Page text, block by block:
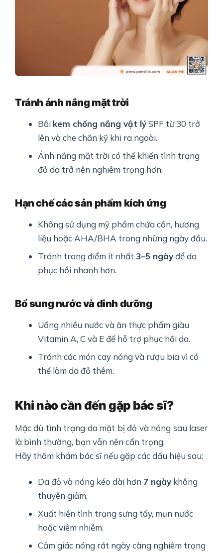
Tránh ánh nắng mặt trời
Bôi kem chống nắng vật lýSPF từ 30 trở
lên và che chắn kỹ khi ra ngoài.
Ánh nắng mặt trời có thể khiến tình trạng
đỏ da trở nên nghiêm trọng hơn.
Hạn chế các sản phẩm kích ứng
Không sử dụng mỹ phẩm chứa cồn, hương
liệu hoặc AHA/BHA trong những ngày đầu.
Tránh trang điểm ít nhất3–5 ngàyđể da
phục hồi nhanh hơn.
Bổ sung nước và dinh dưỡng
Uống nhiều nước và ăn thực phẩm giàu
Vitamin A, C và E để hỗ trợ phục hồi da.
Tránh các món cay nóng và rượu bia vì có
thể làm da đỏ thêm.
Khi nào cần đến gặp bác sĩ?
Mặc dù tình trạng da mặt bị đỏ và nóng sau laser
là bình thường, bạn vẫn nên cẩn trọng.
Hãy thăm khám bác sĩ nếu gặp các dấu hiệu sau:
Da đỏ và nóng kéo dài hơn 7 ngày không
thuyên giảm.
Xuất hiện tình trạng sưng tấy, mụn nước
hoặc viêm nhiễm.
Cảm giác nóng rát ngày càng nghiêm trọng